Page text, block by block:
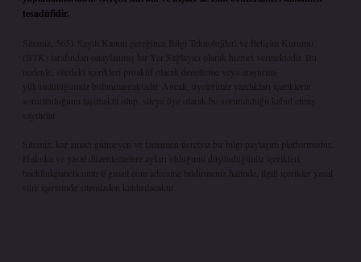
tesadüfidir.
Sitemiz, 5651 Sayılı Kanun gereğince Bilgi Teknolojileri ve İletişim Kurumu
(BTK) tarafından onaylanmış bir Yer Sağlayıcı olarak hizmet vermektedir. Bu
nedenle, sitedeki içerikleri proaktif olarak denetleme veya araştırma
yükümlülüğümüz bulunmamaktadır. Ancak, üyelerimiz yazdıkları içeriklerin
sorumluluğunu taşımakta olup, siteye üye olarak bu sorumluluğu kabul etmiş
sayılırlar.
Sitemiz, kar amacı gütmeyen ve tamamen ücretsiz bir bilgi paylaşım platformudur.
Hukuka ve yasal düzenlemelere aykırı olduğunu düşündüğünüz içerikleri,
backlinkpanelicomtr@gmail.com
adresine bildirmeniz halinde, ilgili içerikler yasal
süre içerisinde sitemizden kaldırılacaktır.